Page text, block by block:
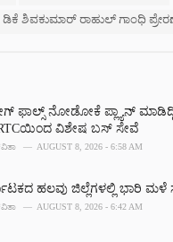
ಶಿವಕುಮಾರ್ ರಾಹುಲ್ ಗಾಂಧಿ
ಫಾಲ್ಸ್ ನೋಡೋಕೆ ಪ್ಲ್ಯಾನ್
ವಿಶೇಷ ಬಸ್ ಸೇವೆ
AUGUST 8, 2026 - 6:58 AM
ಹಲವು ಜಿಲ್ಲೆಗಳಲ್ಲಿ ಭಾರಿ ಮಳೆ
AUGUST 8, 2026 - 6:42 AM